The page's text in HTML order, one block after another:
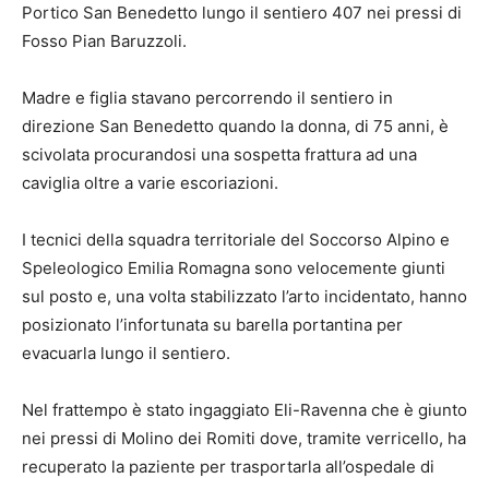
Portico San Benedetto lungo il sentiero 407 nei pressi di
Fosso Pian Baruzzoli.
Madre e figlia stavano percorrendo il sentiero in
direzione San Benedetto quando la donna, di 75 anni, è
scivolata procurandosi una sospetta frattura ad una
caviglia oltre a varie escoriazioni.
I tecnici della squadra territoriale del Soccorso Alpino e
Speleologico Emilia Romagna sono velocemente giunti
sul posto e, una volta stabilizzato l’arto incidentato, hanno
posizionato l’infortunata su barella portantina per
evacuarla lungo il sentiero.
Nel frattempo è stato ingaggiato Eli-Ravenna che è giunto
nei pressi di Molino dei Romiti dove, tramite verricello, ha
recuperato la paziente per trasportarla all’ospedale di